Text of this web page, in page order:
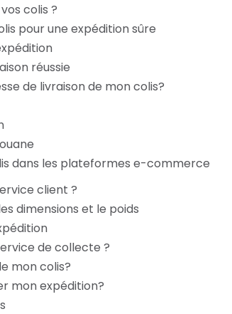
colis ?
pour une expédition sûre
réussie
de livraison de mon colis?
dans les plateformes e-commerce
client ?
dimensions et le poids
de collecte ?
mon colis?
mon expédition?